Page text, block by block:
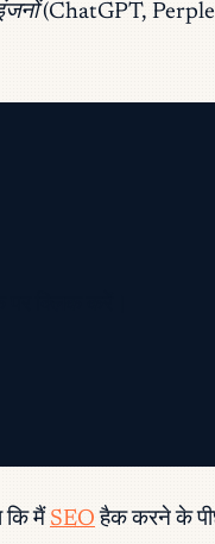
इंजनों (ChatGPT,
कि मैं SEO हैक करने के